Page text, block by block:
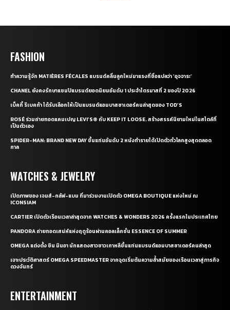
FASHION
ทำความรู้จัก MATIÈRES FÉCALES แบรนด์คลื่นลูกใหม่มาแรงที่ชื่อแปลว่า ‘อุจจาระ’
CHANEL ยังคงรักษาแชมป์แบรนด์ยอดนิยมอันดับ 1 ประจำไตรมาสที่ 2 ของปี 2026
เบ็คกี้ รีเบคก้า ได้รับเลือกให้เป็นแบรนด์แอมบาสซาเดอร์คนล่าสุดของ TOD’S
ROSÉ ร่วมถ่ายทอดแคมเปญ LEVI’S® กับ KEEP IT LOOSE. สร้างสรรค์นิยามใหม่ในสไตล์ที่
เป็นตัวเอง
SPIDER-MAN: BRAND NEW DAY ขึ้นแท่นอันดับ 2 หนังทำรายได้เปิดตัวทั่วโลกสูงสุดตลอด
กาล
WATCHES & JEWELRY
เปิดภาพของ เจมส์-กลัฟ-แบม ที่มาร่วมงานเปิดตัว OMEGA BOUTIQUE แห่งใหม่ ณ
ICONSIAM
CARTIER เปิดตัวเรือนเวลาล่าสุดจาก WATCHES & WONDERS 2026 ครั้งแรกในประเทศไทย
PANDORA ถ่ายทอดเสน่ห์แห่งฤดูร้อนผ่านคอลเล็กชั่น ESSENCE OF SUMMER
OMEGA แต่งตั้ง ชิน มินอา นักแสดงสาวชาวเกาหลีขึ้นแท่นแบรนด์แอมบาสซาเดอร์คนล่าสุด
เจาะประวัติศาสตร์ OMEGA SPEEDMASTER จากจุดเริ่มต้นความล้ำสมัยของเรือนเวลาสู่ภารกิจ
ดวงจันทร์
ENTERTAINMENT